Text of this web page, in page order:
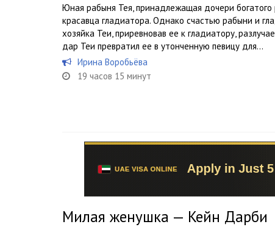
Юная рабыня Тея, принадлежащая дочери богатого
красавца гладиатора. Однако счастью рабыни и
хозяйка Теи, приревновав ее к гладиатору,
дар Теи превратил ее в утонченную певицу для...
Ирина Воробьёва
19 часов 15 минут
Милая женушка — Кейн Дарби